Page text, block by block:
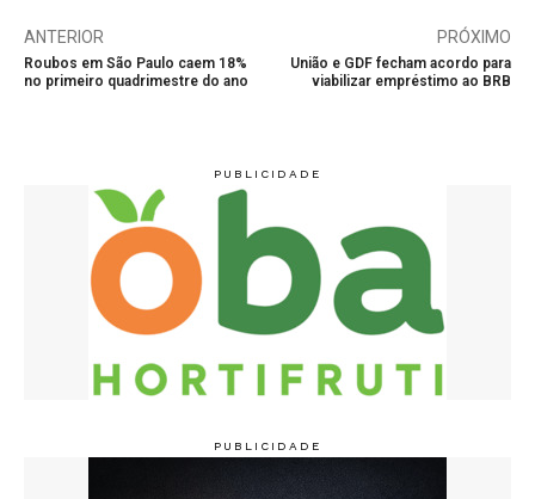
ANTERIOR
Roubos em São Paulo caem 18%
no primeiro quadrimestre do ano
PRÓXIMO
União e GDF fecham acordo para
viabilizar empréstimo ao BRB